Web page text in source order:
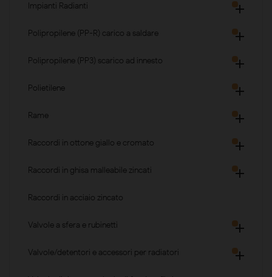
Impianti Radianti 
Polipropilene (PP-R) carico a saldare 
Polipropilene (PP3) scarico ad innesto 
Polietilene 
Rame 
Raccordi in ottone giallo e cromato 
Raccordi in ghisa malleabile zincati 
Raccordi in acciaio zincato
Valvole a sfera e rubinetti 
Valvole/detentori e accessori per radiatori 